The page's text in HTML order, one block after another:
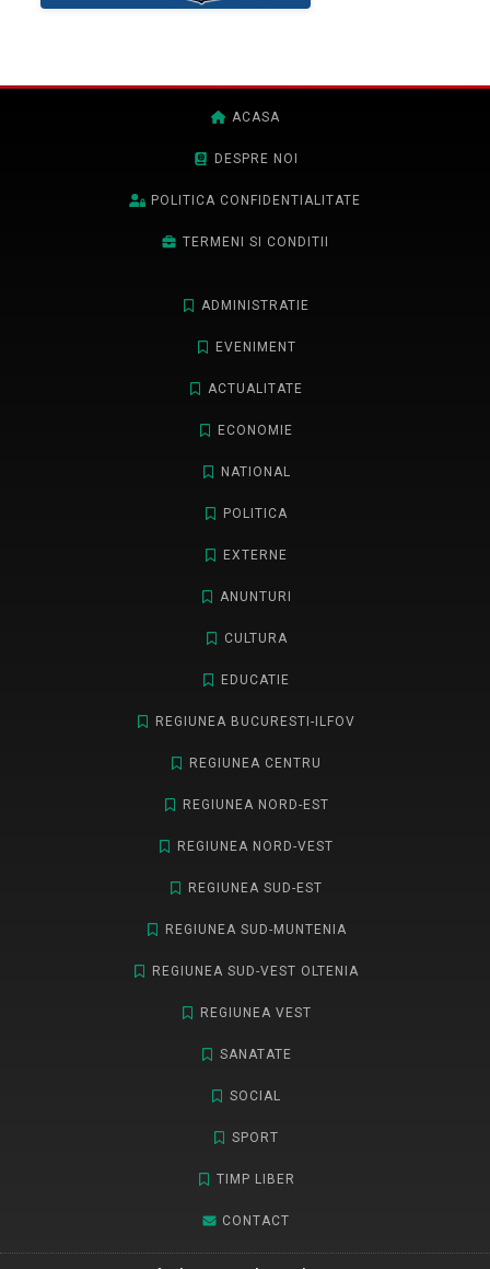
ACASA
DESPRE NOI
POLITICA CONFIDENTIALITATE
TERMENI SI CONDITII
ADMINISTRATIE
EVENIMENT
ACTUALITATE
ECONOMIE
NATIONAL
POLITICA
EXTERNE
ANUNTURI
CULTURA
EDUCATIE
REGIUNEA BUCURESTI-ILFOV
REGIUNEA CENTRU
REGIUNEA NORD-EST
REGIUNEA NORD-VEST
REGIUNEA SUD-EST
REGIUNEA SUD-MUNTENIA
REGIUNEA SUD-VEST OLTENIA
REGIUNEA VEST
SANATATE
SOCIAL
SPORT
TIMP LIBER
CONTACT